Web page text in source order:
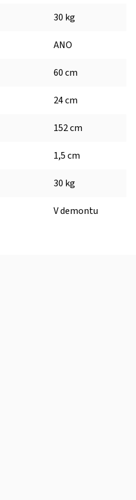
30 kg
ANO
60 cm
24 cm
152 cm
1,5 cm
30 kg
V demontu